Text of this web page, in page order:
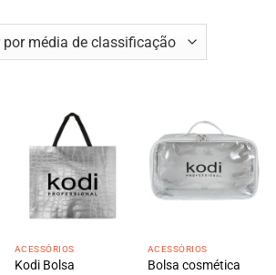
ACESSÓRIOS
Kodi Bolsa
ACESSÓRIOS
Bolsa cosmética